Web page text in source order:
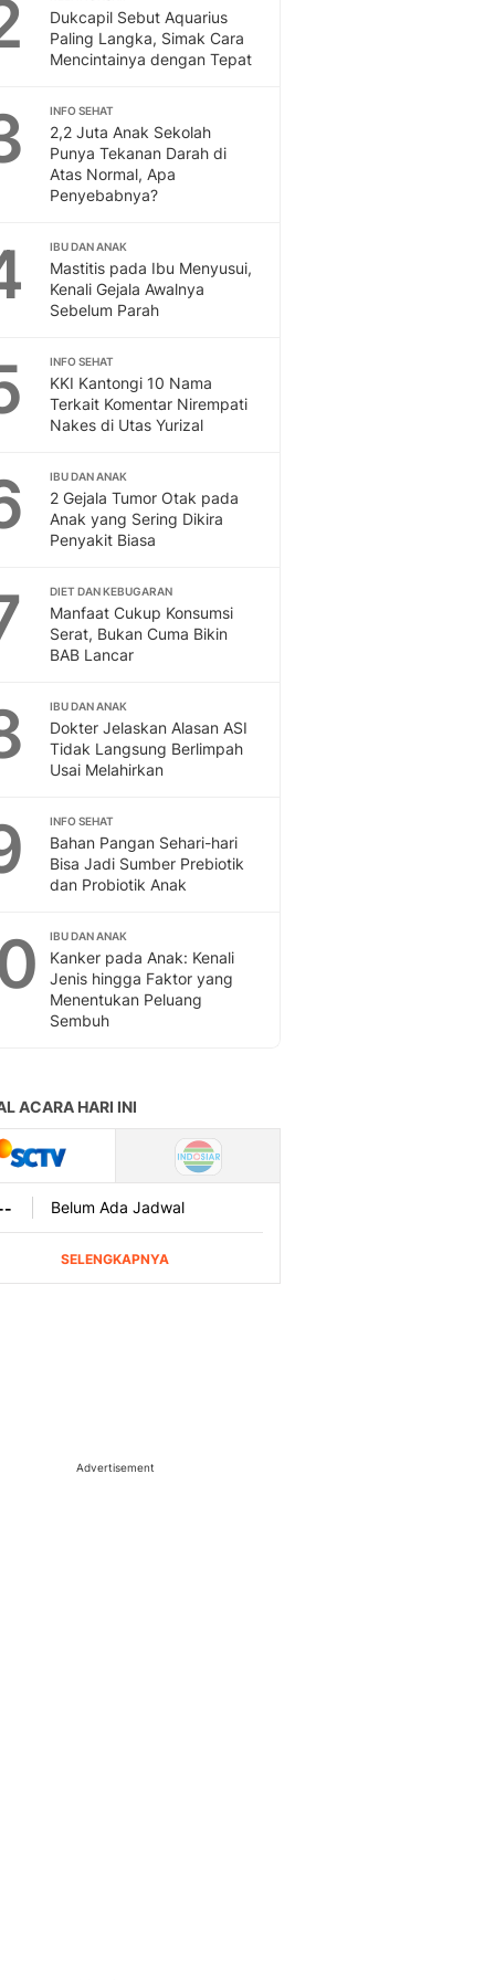
Dukcapil Sebut Aquarius
Paling Langka, Simak Cara
Mencintainya dengan Tepat
INFO SEHAT
2,2 Juta Anak Sekolah
Punya Tekanan Darah di
Atas Normal, Apa
Penyebabnya?
IBU DAN ANAK
Mastitis pada Ibu Menyusui,
Kenali Gejala Awalnya
Sebelum Parah
INFO SEHAT
KKI Kantongi 10 Nama
Terkait Komentar Nirempati
Nakes di Utas Yurizal
IBU DAN ANAK
2 Gejala Tumor Otak pada
Anak yang Sering Dikira
Penyakit Biasa
DIET DAN KEBUGARAN
Manfaat Cukup Konsumsi
Serat, Bukan Cuma Bikin
BAB Lancar
IBU DAN ANAK
Dokter Jelaskan Alasan ASI
Tidak Langsung Berlimpah
Usai Melahirkan
INFO SEHAT
Bahan Pangan Sehari-hari
Bisa Jadi Sumber Prebiotik
dan Probiotik Anak
IBU DAN ANAK
Kanker pada Anak: Kenali
Jenis hingga Faktor yang
Menentukan Peluang
Sembuh
Advertisement